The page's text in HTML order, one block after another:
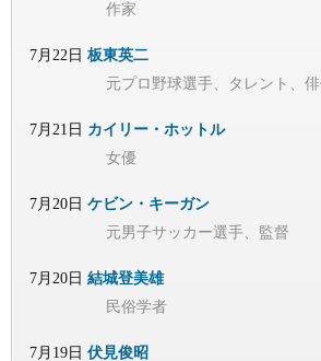
作家
7月22日 板東英二
元プロ野球選手、タレント、
7月21日 カイリー・ホットル
女優
7月20日 ケビン・キーガン
元男子サッカー選手、監督
7月20日 結城登美雄
民俗学者
7月19日 伏見俊昭